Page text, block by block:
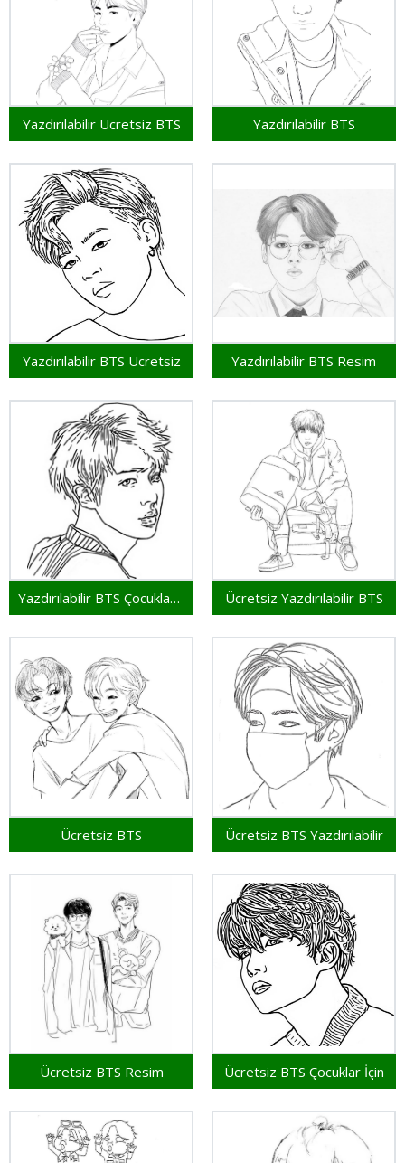
Yazdırılabilir Ücretsiz BTS Yazdırılabilir BTS
Yazdırılabilir BTS Ücretsiz Yazdırılabilir BTS Resim
Yazdırılabilir BTS Çocuklar İçin Ücretsiz Yazdırılabilir BTS
Ücretsiz BTS Ücretsiz BTS Yazdırılabilir
Ücretsiz BTS Resim Ücretsiz BTS Çocuklar İçin